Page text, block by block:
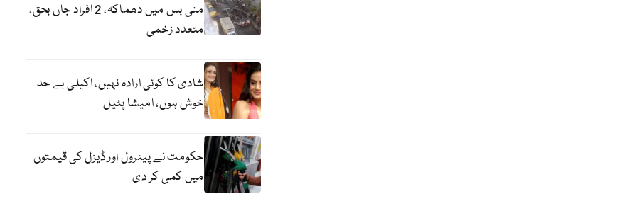
منی بس میں دھماکہ، 2 افراد جاں بحق،
متعدد زخمی
شادی کا کوئی ارادہ نہیں، اکیلی بے حد
خوش ہوں، امیشا پٹیل
حکومت نے پیٹرول اور ڈیزل کی قیمتوں
میں کمی کر دی